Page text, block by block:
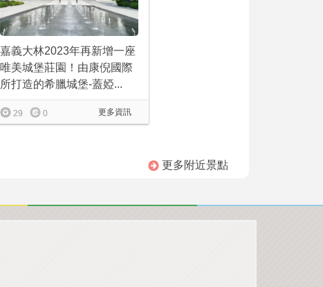
嘉義大林2023年再新增一座
唯美城堡莊園！由康倪國際
所打造的希臘城堡-蓋婭...
更多資訊
29 0
更多附近景點